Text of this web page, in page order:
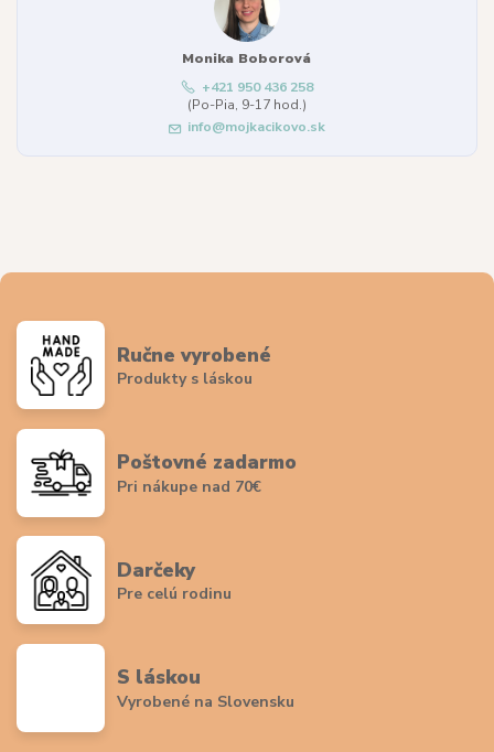
Monika Boborová
+421 950 436 258
(Po-Pia, 9-17 hod.)
info@mojkacikovo.sk
Ručne vyrobené
Produkty s láskou
Poštovné zadarmo
Pri nákupe nad 70€
Darčeky
Pre celú rodinu
S láskou
Vyrobené na Slovensku